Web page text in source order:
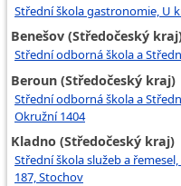
Střední škola gastronomie, U
Benešov (Středočeský
Střední odborná škola a
Beroun (Středočeský kraj)
Střední odborná škola a
Okružní 1404
Kladno (Středočeský kraj)
Střední škola služeb a řemesel,
187, Stochov